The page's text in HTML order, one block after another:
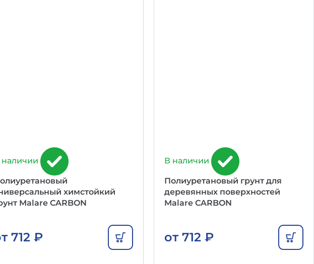
наличии
химстойкий
Malare CARBON
712 ₽
В наличии
Полиуретановый грунт для
деревянных поверхностей
Malare CARBON
от 712 ₽